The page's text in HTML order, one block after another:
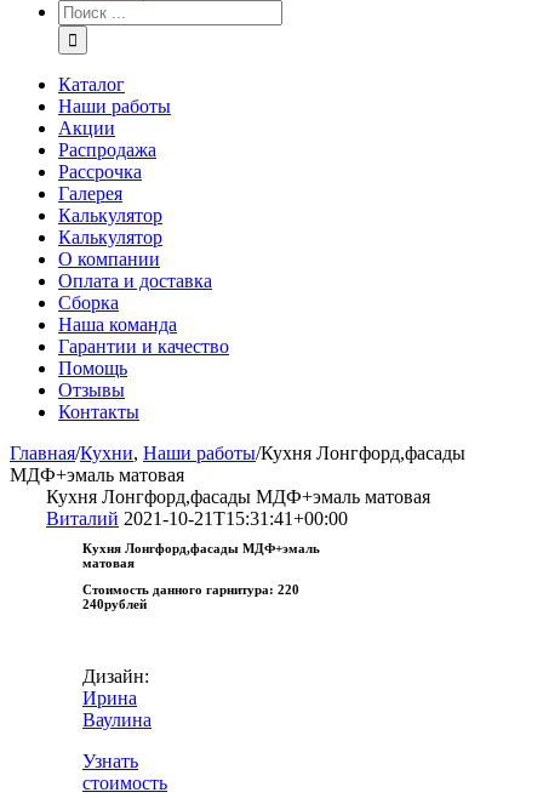
Каталог
Наши работы
Акции
Распродажа
Рассрочка
Галерея
Калькулятор
Калькулятор
О компании
Оплата и доставка
Сборка
Наша команда
Гарантии и качество
Помощь
Отзывы
Контакты
Главная/Кухни, Наши работы/Кухня Лонгфорд,фасады
МДФ+эмаль матовая
Кухня Лонгфорд,фасады МДФ+эмаль матовая
Виталий 2021-10-21T15:31:41+00:00
Кухня Лонгфорд,фасады МДФ+эмаль
матовая
Стоимость данного гарнитура: 220
240рублей
Дизайн:
Ирина
Ваулина
Узнать
стоимость